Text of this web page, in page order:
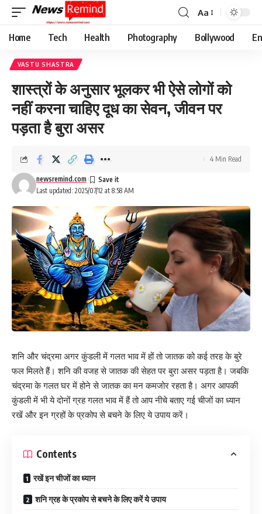
Font
Resizer
Aa
Home Tech Health Photography Bollywood
VASTU SHASTRA
शास्त्रों के अनुसार भूलकर भी ऐसे लोगों को
नहीं करना चाहिए दूध का सेवन, जीवन पर
पड़ता है बुरा असर
Last updated: 2025/07/12 at 8:58 AM
newsremind.com
4 Min Read
शनि और चंद्रमा अगर कुंडली में गलत भाव में हों तो जातक को कई तरह के बुरे
फल मिलते हैं। शनि की वजह से जातक की सेहत पर बुरा असर पड़ता है। जबकि
चंद्रमा के गलत घर में होने से जातक का मन कमजोर रहता है। अगर आपकी
कुंडली में भी ये दोनों ग्रह गलत भाव में हैं तो आप नीचे बताए गई चीजों का ध्यान
रखें और इन ग्रहों के प्रकोप से बचने के लिए ये उपाय करें।
Contents
रखें इन चीजों का ध्यान
शनि ग्रह के प्रकोप से बचने के लिए करें ये उपाय